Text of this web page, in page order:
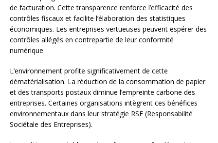
de facturation. Cette transparence renforce l’efficacité des
contrôles fiscaux et facilite l’élaboration des statistiques
économiques. Les entreprises vertueuses peuvent espérer des
contrôles allégés en contrepartie de leur conformité
numérique.
L’environnement profite significativement de cette
dématérialisation. La réduction de la consommation de papier
et des transports postaux diminue l’empreinte carbone des
entreprises. Certaines organisations intègrent ces bénéfices
environnementaux dans leur stratégie RSE (Responsabilité
Sociétale des Entreprises).